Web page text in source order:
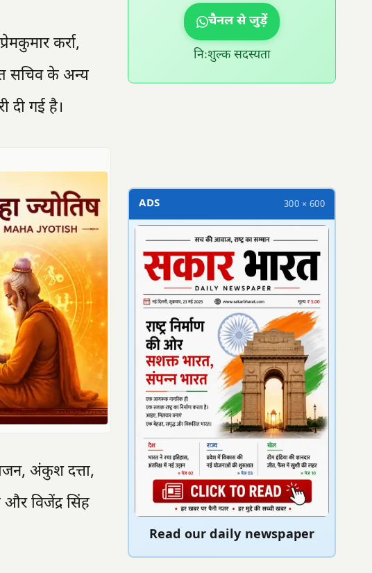
कर्रा,
सचिव के अन्य
दी गई है।
अंकुश दत्ता,
और विजेंद्र सिंह
चैनल से जुड़ें
निःशुल्क सदस्यता
ADS 300 × 600
Read our daily newspaper